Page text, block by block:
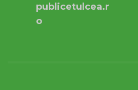
publicetulcea.r
o